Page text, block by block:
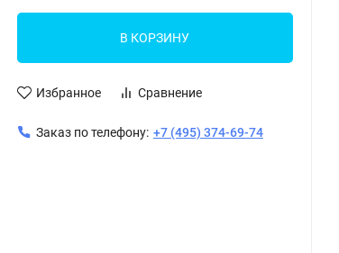
В КОРЗИНУ
Избранное Сравнение
Заказ по телефону: +7 (495) 374-69-74